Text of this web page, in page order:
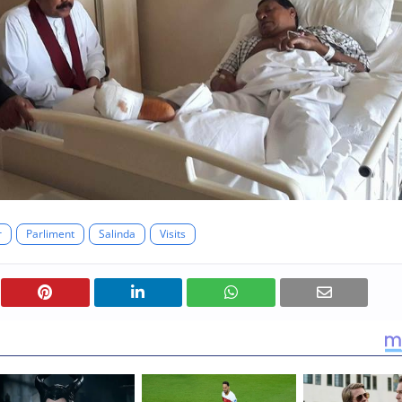
Parliment Salinda Visits